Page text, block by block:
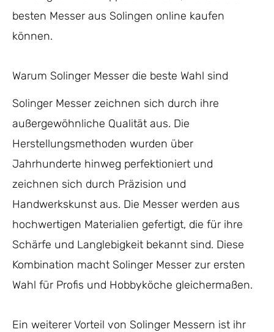
besten Messer aus Solingen online kaufen
können.
Warum Solinger Messer die beste Wahl sind
Solinger Messer zeichnen sich durch ihre
außergewöhnliche Qualität aus. Die
Herstellungsmethoden wurden über
Jahrhunderte hinweg perfektioniert und
zeichnen sich durch Präzision und
Handwerkskunst aus. Die Messer werden aus
hochwertigen Materialien gefertigt, die für ihre
Schärfe und Langlebigkeit bekannt sind. Diese
Kombination macht Solinger Messer zur ersten
Wahl für Profis und Hobbyköche gleichermaßen.
Ein weiterer Vorteil von Solinger Messern ist ihr